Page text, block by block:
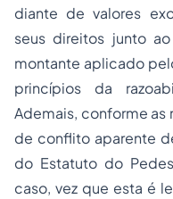
diante de valores
seus direitos junto
montante aplicado
princípios da
Ademais, conforme as
de conflito aparente
do Estatuto do
caso, vez que esta é